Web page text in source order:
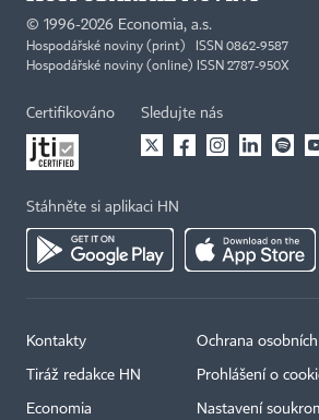
© 1996-2026 Economia, a.s.
Hospodářské noviny (print) ISSN 0862-9587
Hospodářské noviny (online) ISSN 2787-950X
Certifikováno Sledujte nás
Stáhněte si aplikaci HN
Kontakty
Tiráž redakce HN
Economia
Ochrana
Prohlášení o
Nastavení